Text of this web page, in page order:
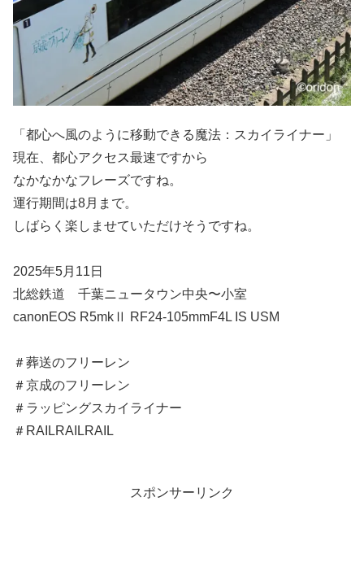
「都心へ風のように移動できる魔法：スカイライナー」
現在、都心アクセス最速ですから
なかなかなフレーズですね。
運行期間は8月まで。
しばらく楽しませていただけそうですね。
2025年5月11日
北総鉄道 千葉ニュータウン中央〜小室
canonEOS R5mkⅡ RF24-105mmF4L IS USM
＃葬送のフリーレン
＃京成のフリーレン
＃ラッピングスカイライナー
＃RAILRAILRAIL
スポンサーリンク